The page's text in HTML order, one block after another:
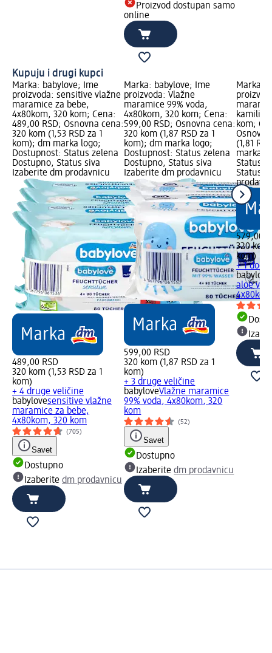
Proizvod dostupan samo
online
Kupuju i drugi kupci
Marka: babylove; Ime
proizvoda: sensitive vlažne
maramice za bebe,
4x80kom, 320 kom; Cena:
489,00 RSD; Osnovna cena:
320 kom (1,53 RSD za 1
kom); dm marka logo;
Dostupnost: Status zelena
Dostupno, Status siva
Izaberite dm prodavnicu
489,00 RSD
320 kom (1,53 RSD za 1
kom)
+ 4 druge veličine
babylovesensitive vlažne
maramice za bebe,
4x80kom, 320 kom
(705)
Savet
Dostupno
Izaberite dm prodavnicu
Marka: babylove; Ime
proizvoda: Vlažne
maramice 99% voda,
4x80kom, 320 kom; Cena:
599,00 RSD; Osnovna cena:
320 kom (1,87 RSD za 1
kom); dm marka logo;
Dostupnost: Status zelena
Dostupno, Status siva
Izaberite dm prodavnicu
599,00 RSD
320 kom (1,87 RSD za 1
kom)
+ 3 druge veličine
babyloveVlažne maramice
99% voda, 4x80kom, 320
kom
(52)
Savet
Dostupno
Izaberitedm prodavnicu
Marka:
kom;
(1,81
marka
Status
Status
579,00
320 kom
kom)
+ 1
babylove
aloe